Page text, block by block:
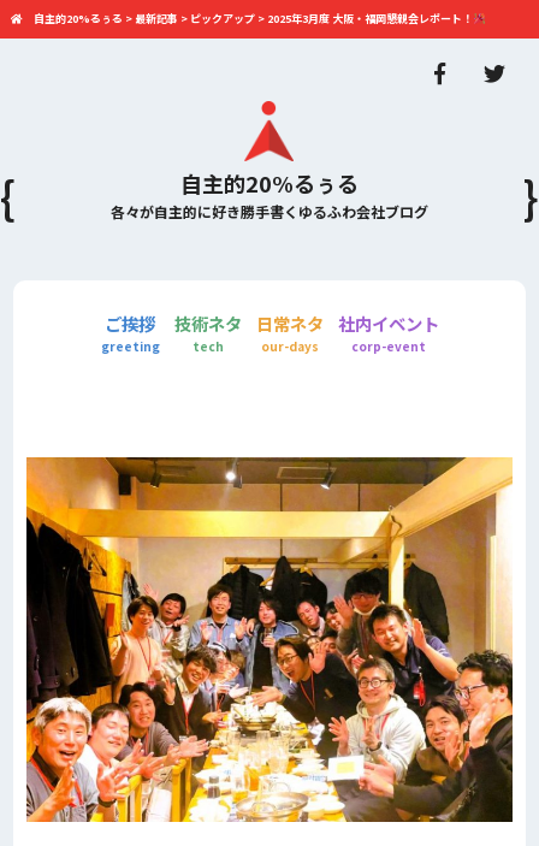
自主的20%るぅる
各々が自主的に好き勝手書くゆるふわ会社ブログ
自主的20%るぅる > 最新記事 > ピックアップ > 2025年3月度 大阪・福岡懇親会レポート！
ご挨拶
greeting
技術ネタ
tech
日常ネタ
our-days
社内イベント
corp-event